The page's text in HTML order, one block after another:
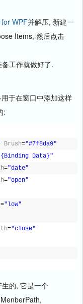
WPF并解压, 新建一
Items, 然后点击
工作就做好了.
于在窗口中添加这样
:
Brush="#7f8da9"
Data}"
="date"
="open"
="low"
="close"
的, 它是一个